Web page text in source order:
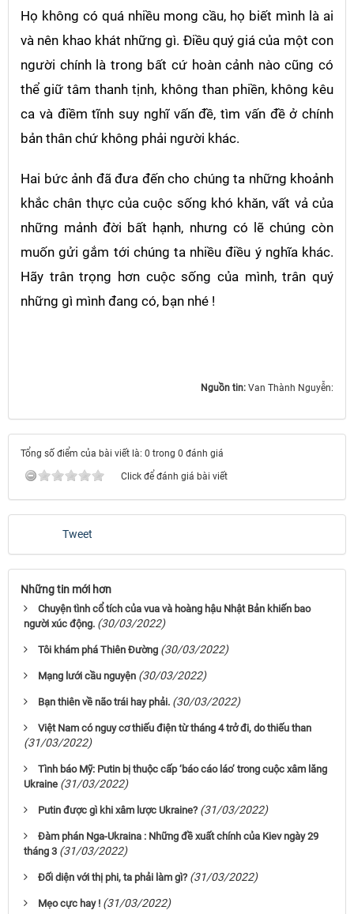
Họ không có quá nhiều mong cầu, họ biết mình là ai
và nên khao khát những gì. Điều quý giá của một con
người chính là trong bất cứ hoàn cảnh nào cũng có
thể giữ tâm thanh tịnh, không than phiền, không kêu
ca và điềm tĩnh suy nghĩ vấn đề, tìm vấn đề ở chính
bản thân chứ không phải người khác.
Hai bức ảnh đã đưa đến cho chúng ta những khoảnh
khắc chân thực của cuộc sống khó khăn, vất vả của
những mảnh đời bất hạnh, nhưng có lẽ chúng còn
muốn gửi gắm tới chúng ta nhiều điều ý nghĩa khác.
Hãy trân trọng hơn cuộc sống của mình, trân quý
những gì mình đang có, bạn nhé !
Nguồn tin: Van Thành Nguyễn:
Tổng số điểm của bài viết là: 0 trong 0 đánh giá
Click để đánh giá bài viết
Tweet
Những tin mới hơn
Chuyện tình cổ tích của vua và hoàng hậu Nhật Bản khiến bao
người xúc động. (30/03/2022)
Tôi khám phá Thiên Đường (30/03/2022)
Mạng lưới cầu nguyện (30/03/2022)
Bạn thiên về não trái hay phải. (30/03/2022)
Việt Nam có nguy cơ thiếu điện từ tháng 4 trở đi, do thiếu than
(31/03/2022)
Tình báo Mỹ: Putin bị thuộc cấp ‘báo cáo láo’ trong cuộc xâm lăng
Ukraine (31/03/2022)
Putin được gì khi xâm lược Ukraine? (31/03/2022)
Đàm phán Nga-Ukraina : Những đề xuất chính của Kiev ngày 29
tháng 3 (31/03/2022)
Đối diện với thị phi, ta phải làm gì? (31/03/2022)
Mẹo cực hay ! (31/03/2022)